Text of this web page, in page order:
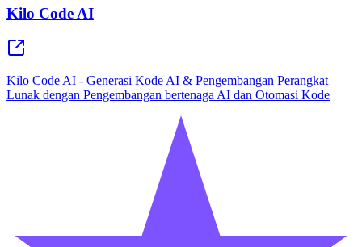
Kilo Code AI
Kilo Code AI - Generasi Kode AI & Pengembangan Perangkat
Lunak dengan Pengembangan bertenaga AI dan Otomasi Kode